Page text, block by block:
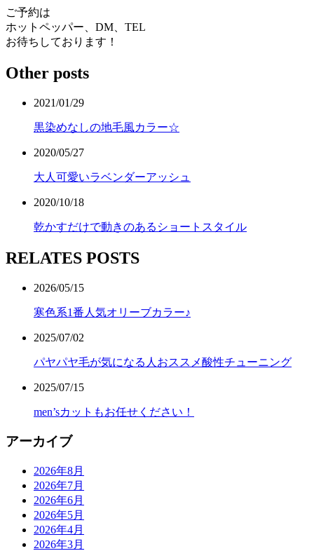
ご予約は
ホットペッパー、DM、TEL
お待ちしております！
Other posts
2021/01/29
黒染めなしの地毛風カラー☆
2020/05/27
大人可愛いラベンダーアッシュ
2020/10/18
乾かすだけで動きのあるショートスタイル
RELATES POSTS
2026/05/15
寒色系1番人気オリーブカラー♪
2025/07/02
パヤパヤ毛が気になる人おススメ酸性チューニング
2025/07/15
men’sカットもお任せください！
アーカイブ
2026年8月
2026年7月
2026年6月
2026年5月
2026年4月
2026年3月